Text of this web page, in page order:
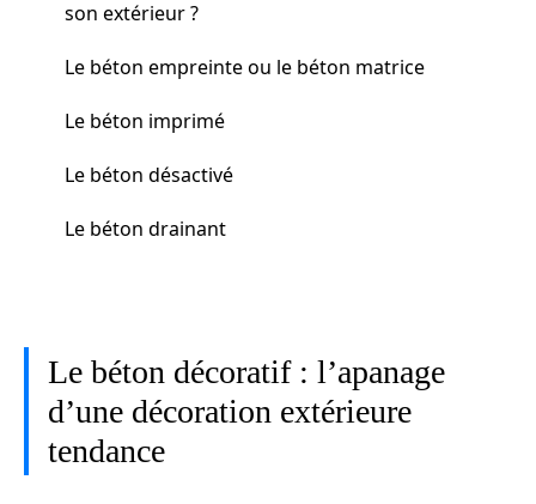
son extérieur ?
Le béton empreinte ou le béton matrice
Le béton imprimé
Le béton désactivé
Le béton drainant
Le béton décoratif : l’apanage
d’une décoration extérieure
tendance